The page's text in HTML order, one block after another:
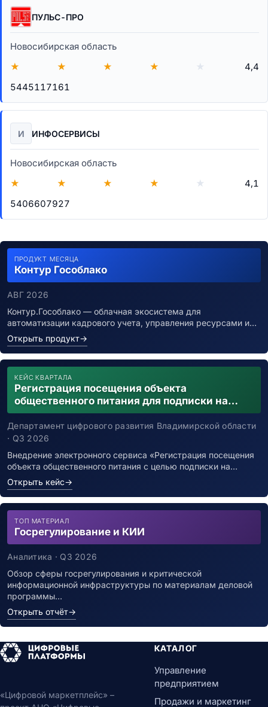
ПУЛЬС-ПРО
Новосибирская область
★
★ ★ ★ ★
4,4
5445117161
И ИНФОСЕРВИСЫ
Новосибирская область
★
★ ★ ★ ★
4,1
5406607927
ПРОДУКТ МЕСЯЦА
Контур Гособлако
АВГ 2026
Контур.Гособлако — облачная экосистема для
автоматизации кадрового учета, управления ресурсами и…
Открыть продукт→
КЕЙС КВАРТАЛА
Регистрация посещения объекта
общественного питания для подписки на
уведомления о возможном контакте с
заболевшим новой коронавирусной
инфекцией
Департамент цифрового развития Владимирской области
· Q3 2026
Внедрение электронного сервиса «Регистрация посещения
объекта общественного питания с целью подписки на…
Открыть кейс→
ТОП МАТЕРИАЛ
Госрегулирование и КИИ
Аналитика · Q3 2026
Обзор сферы госрегулирования и критической
информационной инфраструктуры по материалам деловой
программы…
Открыть отчёт→
«Цифровой маркетплейс» –
КАТАЛОГ
Управление
предприятием
Продажи и маркетинг